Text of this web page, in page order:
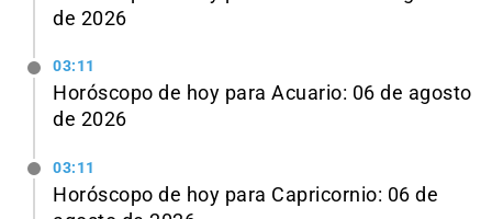
de 2026
03:11
Horóscopo de hoy para Acuario: 06 de agosto
de 2026
03:11
Horóscopo de hoy para Capricornio: 06 de